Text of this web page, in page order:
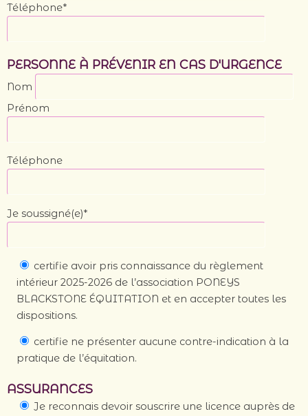
Téléphone*
PERSONNE À PRÉVENIR EN CAS D'URGENCE
Nom
Prénom
Téléphone
Je soussigné(e)*
certifie avoir pris connaissance du règlement
intérieur 2025-2026 de l’association PONEYS
BLACKSTONE ÉQUITATION et en accepter toutes les
dispositions.
certifie ne présenter aucune contre-indication à la
pratique de l’équitation.
ASSURANCES
Je reconnais devoir souscrire une licence auprès de